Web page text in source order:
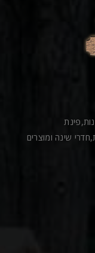
שינה ומוצרים